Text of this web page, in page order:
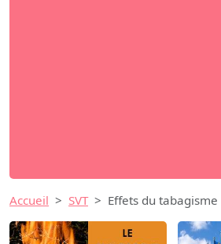
Accueil SVT Effets du